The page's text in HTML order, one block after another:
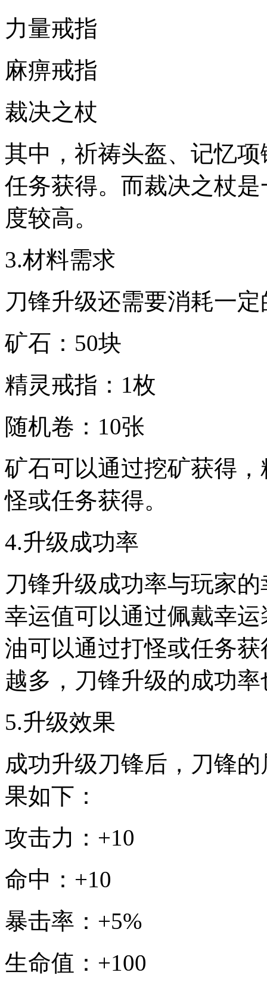
力量戒指
麻痹戒指
裁决之杖
其中，祈祷头盔、记忆
任务获得。而裁决之杖
度较高。
3.材料需求
刀锋升级还需要消耗一
矿石：50块
精灵戒指：1枚
随机卷：10张
矿石可以通过挖矿获得
怪或任务获得。
4.升级成功率
刀锋升级成功率与玩家
幸运值可以通过佩戴幸
油可以通过打怪或任务
越多，刀锋升级的成功
5.升级效果
成功升级刀锋后，刀锋
果如下：
攻击力：+10
命中：+10
暴击率：+5%
生命值：+100